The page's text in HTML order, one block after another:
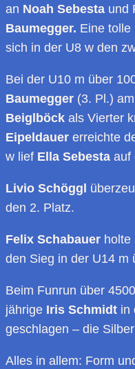
an Noah Sebesta und
Baumegger. Eine tolle
sich in der U8 w den
Bei der U10 m über
Baumegger (3. Pl.)
Beiglböck als Vierter
Eipeldauer erreichte
w lief Ella Sebesta auf
Livio Schöggl
den 2. Platz.
Felix Schabauer holte
den Sieg in der U14 m
Beim Funrun über
jährige Iris Schmidt in
geschlagen – die
Alles in allem: Form